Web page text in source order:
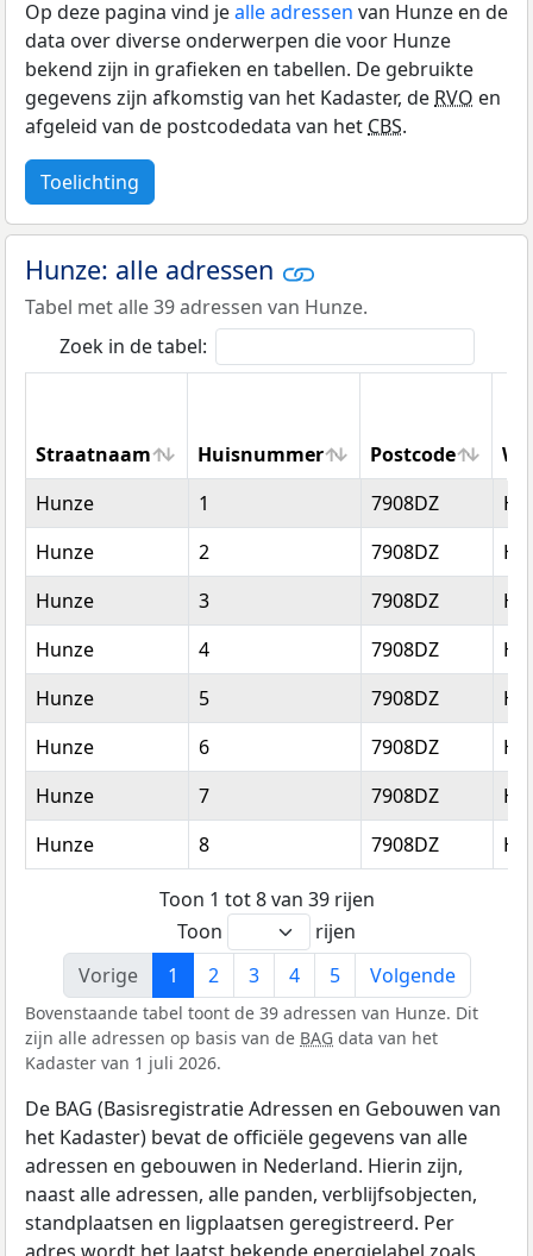
Op deze pagina vind jealle adressen van Hunze en de
data over diverse onderwerpen die voor Hunze
bekend zijn in grafieken en tabellen. De gebruikte
gegevens zijn afkomstig van het Kadaster, deRVO en
afgeleid van de postcodedata van hetCBS.
Toelichting
Hunze: alle adressen
Tabel met alle 39 adressen van Hunze.
Zoek in de tabel:
Straatnaam Huisnummer Postcode
Straatnaam
Huisnummer Postcode
Hunze 1 7908DZ
Hunze
2 7908DZ
Hunze
3 7908DZ
Hunze
4 7908DZ
Hunze
5 7908DZ
Hunze
6 7908DZ
Hunze
7 7908DZ
Hunze
8 7908DZ
Toon 1 tot 8 van 39 rijen
Toon
rijen
Vorige
1 2 3 4 5 Volgende
Bovenstaande tabel toont de 39 adressen van Hunze. Dit
zijn alle adressen op basis van de BAG data van het
Kadaster van 1 juli 2026.
De BAG (Basisregistratie Adressen en Gebouwen van
het Kadaster) bevat de officiële gegevens van alle
adressen en gebouwen in Nederland. Hierin zijn,
naast alle adressen, alle panden, verblijfsobjecten,
standplaatsen en ligplaatsen geregistreerd. Per